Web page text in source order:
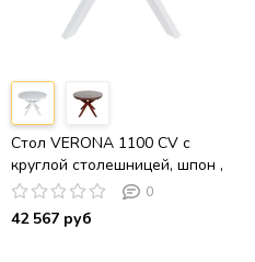
Стол VERONA 1100 CV с
круглой столешницей, шпон ,
белая эмаль
0
42 567 руб